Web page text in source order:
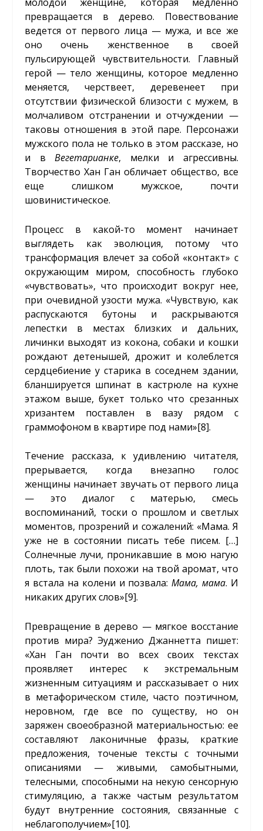
превращается в дерево. Повествование
ведется от первого лица — мужа, и все же
оно очень женственное в своей
пульсирующей чувствительности. Главный
герой — тело женщины, которое медленно
меняется, черствеет, деревенеет при
отсутствии физической близости с мужем, в
молчаливом отстранении и отчуждении —
таковы отношения в этой паре. Персонажи
мужского пола не только в этом рассказе, но
и вВегетарианке, мелки и агрессивны.
Творчество Хан Ган обличает общество, все
еще слишком мужское, почти
шовинистическое.
Процесс в какой-то момент начинает
выглядеть как эволюция, потому что
трансформация влечет за собой «контакт» с
окружающим миром, способность глубоко
«чувствовать», что происходит вокруг нее,
при очевидной узости мужа. «Чувствую, как
распускаются бутоны и раскрываются
лепестки в местах близких и дальних,
личинки выходят из кокона, собаки и кошки
рождают детенышей, дрожит и колеблется
сердцебиение у старика в соседнем здании,
бланшируется шпинат в кастрюле на кухне
этажом выше, букет только что срезанных
хризантем поставлен в вазу рядом с
граммофоном в квартире под нами»[8].
Течение рассказа, к удивлению читателя,
прерывается, когда внезапно голос
женщины начинает звучать от первого лица
— это диалог с матерью, смесь
воспоминаний, тоски о прошлом и светлых
моментов, прозрений и сожалений: «Мама. Я
уже не в состоянии писать тебе писем. […]
Солнечные лучи, проникавшие в мою нагую
плоть, так были похожи на твой аромат, что
я встала на колени и позвала:Мама, мама. И
никаких других слов»[9].
Превращение в дерево — мягкое восстание
против мира? Эудженио Джаннетта пишет:
«Хан Ган почти во всех своих текстах
проявляет интерес к экстремальным
жизненным ситуациям и рассказывает о них
в метафорическом стиле, часто поэтичном,
неровном, где все по существу, но он
заряжен своеобразной материальностью: ее
составляют лаконичные фразы, краткие
предложения, точеные тексты с точными
описаниями — живыми, самобытными,
телесными, способными на некую сенсорную
стимуляцию, а также частым результатом
будут внутренние состояния, связанные с
неблагополучием»[10].